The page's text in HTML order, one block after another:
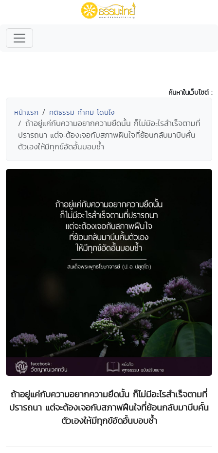
ค้นหาในเว็บไซต์ :
หน้าแรก คติธรรม คำคม โดนใจ
ถ้าอยู่แค่กับความอยากความยึดนั้น ก็ไม่มีอะไรสำเร็จตามที่
ปรารถนา แต่จะต้องเจอกับสภาพฝืนใจที่ย้อนกลับมาบีบคั้น
ตัวเองให้มีทุกข์อัดอั้นบอบช้ำ
ถ้าอยู่แค่กับความอยากความยึดนั้น ก็ไม่มีอะไรสำเร็จตามที่
ปรารถนา แต่จะต้องเจอกับสภาพฝืนใจที่ย้อนกลับมาบีบคั้น
ตัวเองให้มีทุกข์อัดอั้นบอบช้ำ